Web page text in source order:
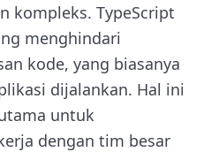
kompleks. TypeScript
menghindari
kode, yang biasanya
dijalankan. Hal ini
untuk
dengan tim besar